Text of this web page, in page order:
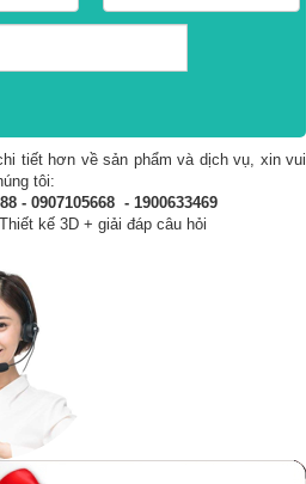
tiết hơn về sản phẩm và dịch vụ, xin vui
tôi:
- 0907105668 - 1900633469
kế 3D + giải đáp câu hỏi